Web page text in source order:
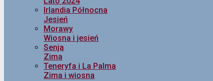
Irlandia Północna
Jesień
Morawy
Wiosna i jesień
Senja
Zima
Teneryfa i La Palma
Zima i wiosna